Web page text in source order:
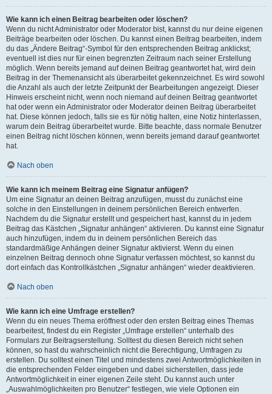
Wie kann ich einen Beitrag bearbeiten oder löschen?
Wenn du nicht Administrator oder Moderator bist, kannst du nur deine eigenen
Beiträge bearbeiten oder löschen. Du kannst einen Beitrag bearbeiten, indem
du das „Ändere Beitrag“-Symbol für den entsprechenden Beitrag anklickst;
eventuell ist dies nur für einen begrenzten Zeitraum nach seiner Erstellung
möglich. Wenn bereits jemand auf deinen Beitrag geantwortet hat, wird dein
Beitrag in der Themenansicht als überarbeitet gekennzeichnet. Es wird sowohl
die Anzahl als auch der letzte Zeitpunkt der Bearbeitungen angezeigt. Dieser
Hinweis erscheint nicht, wenn noch niemand auf deinen Beitrag geantwortet
hat oder wenn ein Administrator oder Moderator deinen Beitrag überarbeitet
hat. Diese können jedoch, falls sie es für nötig halten, eine Notiz hinterlassen,
warum dein Beitrag überarbeitet wurde. Bitte beachte, dass normale Benutzer
einen Beitrag nicht löschen können, wenn bereits jemand darauf geantwortet
hat.
Nach oben
Wie kann ich meinem Beitrag eine Signatur anfügen?
Um eine Signatur an deinen Beitrag anzufügen, musst du zunächst eine
solche in den Einstellungen in deinem persönlichen Bereich entwerfen.
Nachdem du die Signatur erstellt und gespeichert hast, kannst du in jedem
Beitrag das Kästchen „Signatur anhängen“ aktivieren. Du kannst eine Signatur
auch hinzufügen, indem du in deinem persönlichen Bereich das
standardmäßige Anhängen deiner Signatur aktivierst. Wenn du einen
einzelnen Beitrag dennoch ohne Signatur verfassen möchtest, so kannst du
dort einfach das Kontrollkästchen „Signatur anhängen“ wieder deaktivieren.
Nach oben
Wie kann ich eine Umfrage erstellen?
Wenn du ein neues Thema eröffnest oder den ersten Beitrag eines Themas
bearbeitest, findest du ein Register „Umfrage erstellen“ unterhalb des
Formulars zur Beitragserstellung. Solltest du diesen Bereich nicht sehen
können, so hast du wahrscheinlich nicht die Berechtigung, Umfragen zu
erstellen. Du solltest einen Titel und mindestens zwei Antwortmöglichkeiten in
die entsprechenden Felder eingeben und dabei sicherstellen, dass jede
Antwortmöglichkeit in einer eigenen Zeile steht. Du kannst auch unter
„Auswahlmöglichkeiten pro Benutzer“ festlegen, wie viele Optionen ein